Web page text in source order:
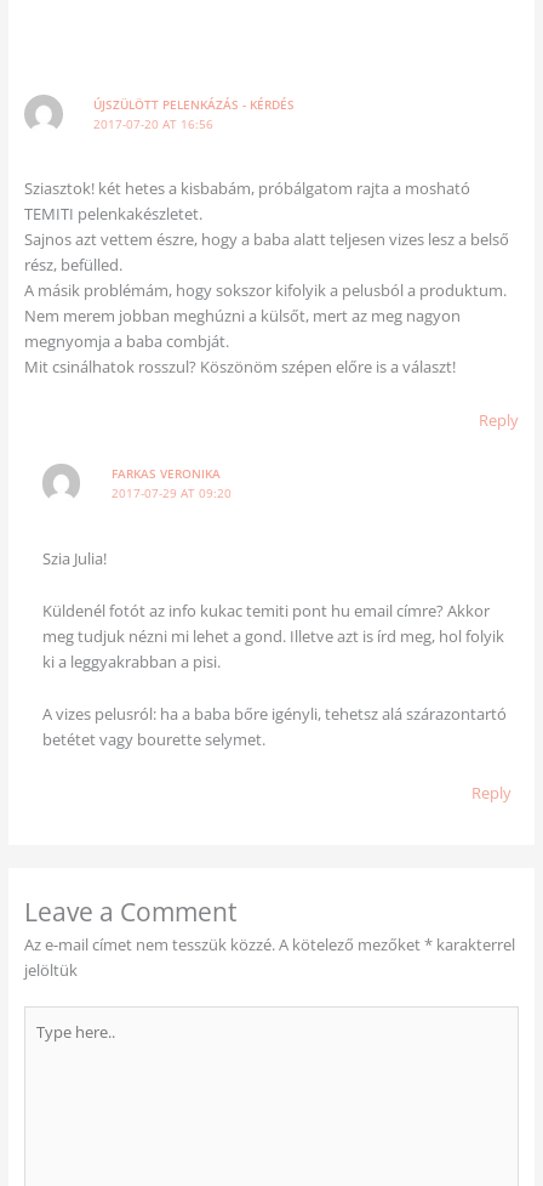
ÚJSZÜLÖTT PELENKÁZÁS - KÉRDÉS
2017-07-20 AT 16:56
Sziasztok! két hetes a kisbabám, próbálgatom rajta a mosható
TEMITI pelenkakészletet.
Sajnos azt vettem észre, hogy a baba alatt teljesen vizes lesz a belső
rész, befülled.
A másik problémám, hogy sokszor kifolyik a pelusból a produktum.
Nem merem jobban meghúzni a külsőt, mert az meg nagyon
megnyomja a baba combját.
Mit csinálhatok rosszul? Köszönöm szépen előre is a választ!
Reply
FARKAS VERONIKA
2017-07-29 AT 09:20
Szia Julia!
Küldenél fotót az info kukac temiti pont hu email címre? Akkor
meg tudjuk nézni mi lehet a gond. Illetve azt is írd meg, hol folyik
ki a leggyakrabban a pisi.
A vizes pelusról: ha a baba bőre igényli, tehetsz alá szárazontartó
betétet vagy bourette selymet.
Reply
Leave a Comment
Az e-mail címet nem tesszük közzé.A kötelező mezőket*karakterrel
jelöltük
here..